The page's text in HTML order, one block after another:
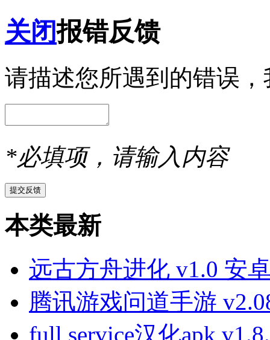
关闭报错反馈
请描述您所遇到的错误
*必填项，请输入内容
本类最新
远古方舟进化 v1.0 安
腾讯游戏问道手游
full service汉化apk